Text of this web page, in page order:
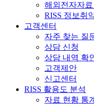
해외전자자
RISS 정보취
고객센터
자주 찾는 질
상담 신청
상담 내역 확
고객제안
신고센터
RISS 활용도 분석
자료 현황 통계